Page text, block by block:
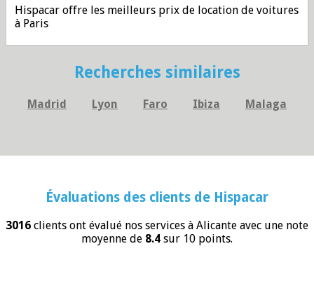
Hispacar offre les meilleurs prix de location de voitures
à Paris
Recherches similaires
Madrid Lyon Faro Ibiza Malaga
Évaluations des clients de Hispacar
3016 clients ont évalué nos services à Alicante avec une note
moyenne de 8.4 sur 10 points.